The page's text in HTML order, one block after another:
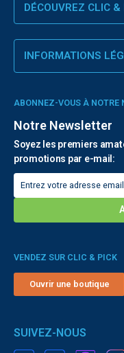
DÉCOUVREZ CLIC &
INFORMATIONS
ABONNEZ-VOUS À NOTRE
Notre Newsletter
Soyez les premiers
promotions par e-mail:
VENDEZ SUR CLIC & PICK
Ouvrir une boutique
SUIVEZ-NOUS